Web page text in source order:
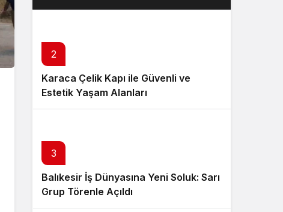
buluşturacak
2
Karaca Çelik Kapı ile Güvenli ve
Estetik Yaşam Alanları
3
Balıkesir İş Dünyasına Yeni Soluk: Sarı
Grup Törenle Açıldı